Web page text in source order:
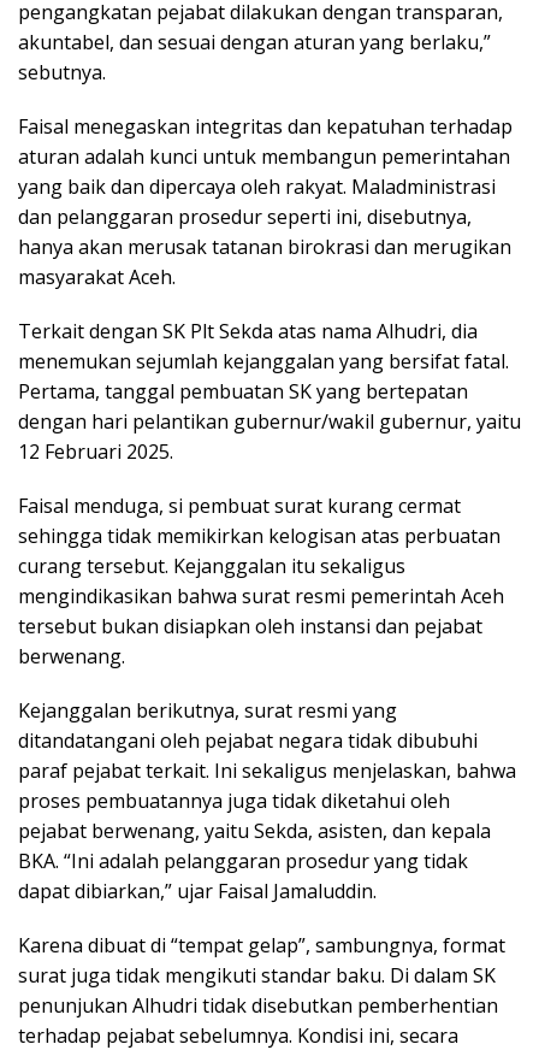
pengangkatan pejabat dilakukan dengan transparan,
akuntabel, dan sesuai dengan aturan yang berlaku,”
sebutnya.
Faisal menegaskan integritas dan kepatuhan terhadap
aturan adalah kunci untuk membangun pemerintahan
yang baik dan dipercaya oleh rakyat. Maladministrasi
dan pelanggaran prosedur seperti ini, disebutnya,
hanya akan merusak tatanan birokrasi dan merugikan
masyarakat Aceh.
Terkait dengan SK Plt Sekda atas nama Alhudri, dia
menemukan sejumlah kejanggalan yang bersifat fatal.
Pertama, tanggal pembuatan SK yang bertepatan
dengan hari pelantikan gubernur/wakil gubernur, yaitu
12 Februari 2025.
Faisal menduga, si pembuat surat kurang cermat
sehingga tidak memikirkan kelogisan atas perbuatan
curang tersebut. Kejanggalan itu sekaligus
mengindikasikan bahwa surat resmi pemerintah Aceh
tersebut bukan disiapkan oleh instansi dan pejabat
berwenang.
Kejanggalan berikutnya, surat resmi yang
ditandatangani oleh pejabat negara tidak dibubuhi
paraf pejabat terkait. Ini sekaligus menjelaskan, bahwa
proses pembuatannya juga tidak diketahui oleh
pejabat berwenang, yaitu Sekda, asisten, dan kepala
BKA. “Ini adalah pelanggaran prosedur yang tidak
dapat dibiarkan,” ujar Faisal Jamaluddin.
Karena dibuat di “tempat gelap”, sambungnya, format
surat juga tidak mengikuti standar baku. Di dalam SK
penunjukan Alhudri tidak disebutkan pemberhentian
terhadap pejabat sebelumnya. Kondisi ini, secara